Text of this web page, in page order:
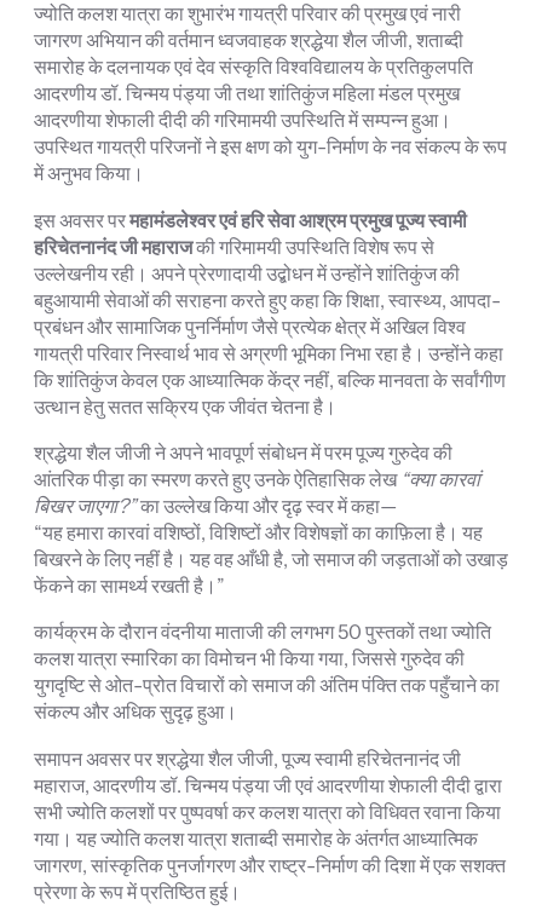
ज्योति कलश यात्रा का शुभारंभ गायत्री परिवार की प्रमुख एवं नारी
जागरण अभियान की वर्तमान ध्वजवाहक श्रद्धेया शैल जीजी, शताब्दी
समारोह के दलनायक एवं देव संस्कृति विश्वविद्यालय के प्रतिकुलपति
आदरणीय डॉ. चिन्मय पंड्या जी तथा शांतिकुंज महिला मंडल प्रमुख
आदरणीया शेफाली दीदी की गरिमामयी उपस्थिति में सम्पन्न हुआ।
उपस्थित गायत्री परिजनों ने इस क्षण को युग-निर्माण के नव संकल्प के रूप
में अनुभव किया।
इस अवसर परमहामंडलेश्वर एवं हरि सेवा आश्रम प्रमुख पूज्य स्वामी
हरिचेतनानंद जी महाराजकी गरिमामयी उपस्थिति विशेष रूप से
उल्लेखनीय रही। अपने प्रेरणादायी उद्बोधन में उन्होंने शांतिकुंज की
बहुआयामी सेवाओं की सराहना करते हुए कहा कि शिक्षा, स्वास्थ्य, आपदा-
प्रबंधन और सामाजिक पुनर्निर्माण जैसे प्रत्येक क्षेत्र में अखिल विश्व
गायत्री परिवार निस्वार्थ भाव से अग्रणी भूमिका निभा रहा है। उन्होंने कहा
कि शांतिकुंज केवल एक आध्यात्मिक केंद्र नहीं, बल्कि मानवता के सर्वांगीण
उत्थान हेतु सतत सक्रिय एक जीवंत चेतना है।
श्रद्धेया शैल जीजी ने अपने भावपूर्ण संबोधन में परम पूज्य गुरुदेव की
आंतरिक पीड़ा का स्मरण करते हुए उनके ऐतिहासिक लेख “क्या कारवां
बिखर जाएगा?”का उल्लेख किया और दृढ़ स्वर में कहा—
“यह हमारा कारवां वशिष्ठों, विशिष्टों और विशेषज्ञों का काफ़िला है। यह
बिखरने के लिए नहीं है। यह वह आँधी है, जो समाज की जड़ताओं को उखाड़
फेंकने का सामर्थ्य रखती है।”
कार्यक्रम के दौरान वंदनीया माताजी की लगभग 50 पुस्तकों तथा ज्योति
कलश यात्रा स्मारिका का विमोचन भी किया गया, जिससे गुरुदेव की
युगदृष्टि से ओत-प्रोत विचारों को समाज की अंतिम पंक्ति तक पहुँचाने का
संकल्प और अधिक सुदृढ़ हुआ।
समापन अवसर पर श्रद्धेया शैल जीजी, पूज्य स्वामी हरिचेतनानंद जी
महाराज, आदरणीय डॉ. चिन्मय पंड्या जी एवं आदरणीया शेफाली दीदी द्वारा
सभी ज्योति कलशों पर पुष्पवर्षा कर कलश यात्रा को विधिवत रवाना किया
गया। यह ज्योति कलश यात्रा शताब्दी समारोह के अंतर्गत आध्यात्मिक
जागरण, सांस्कृतिक पुनर्जागरण और राष्ट्र-निर्माण की दिशा में एक सशक्त
प्रेरणा के रूप में प्रतिष्ठित हुई।